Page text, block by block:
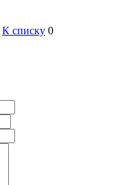
К списку 0